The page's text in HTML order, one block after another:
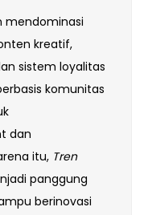
mendominasi
kreatif,
sistem loyalitas
komunitas
dan
itu, Tren
panggung
berinovasi